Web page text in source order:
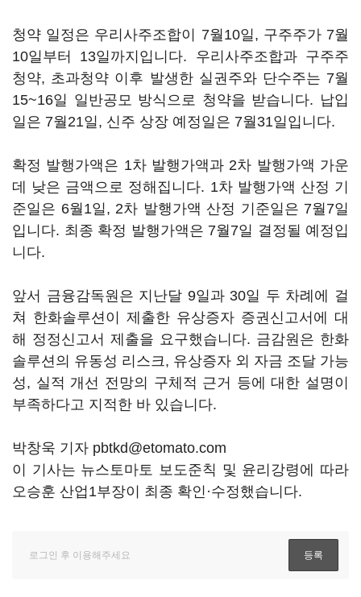
청약 일정은 우리사주조합이 7월10일, 구주주가 7월
10일부터 13일까지입니다. 우리사주조합과 구주주
청약, 초과청약 이후 발생한 실권주와 단수주는 7월
15~16일 일반공모 방식으로 청약을 받습니다. 납입
일은 7월21일, 신주 상장 예정일은 7월31일입니다.
확정 발행가액은 1차 발행가액과 2차 발행가액 가운
데 낮은 금액으로 정해집니다. 1차 발행가액 산정 기
준일은 6월1일, 2차 발행가액 산정 기준일은 7월7일
입니다. 최종 확정 발행가액은 7월7일 결정될 예정입
니다.
앞서 금융감독원은 지난달 9일과 30일 두 차례에 걸
쳐 한화솔루션이 제출한 유상증자 증권신고서에 대
해 정정신고서 제출을 요구했습니다. 금감원은 한화
솔루션의 유동성 리스크, 유상증자 외 자금 조달 가능
성, 실적 개선 전망의 구체적 근거 등에 대한 설명이
부족하다고 지적한 바 있습니다.
박창욱 기자 pbtkd@etomato.com
이 기사는 뉴스토마토 보도준칙 및 윤리강령에 따라
오승훈 산업1부장이 최종 확인·수정했습니다.